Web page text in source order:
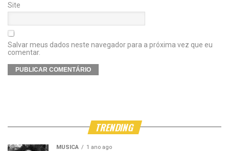
Site
Salvar meus dados neste navegador para a próxima vez que eu
comentar.
TRENDING
MÚSICA 1 ano ago